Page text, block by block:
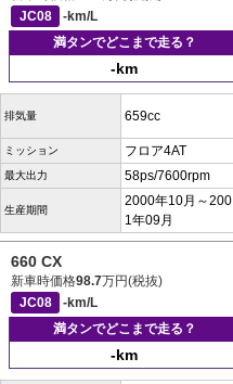
JC08
-km/L
満タンでどこまで走る？
-km
排気量 659cc
ミッション フロア4AT
最大出力 58ps/7600rpm
生産期間
2000年10月～200
1年09月
660 CX
新車時価格98.7万円(税抜)
JC08
-km/L
満タンでどこまで走る？
-km